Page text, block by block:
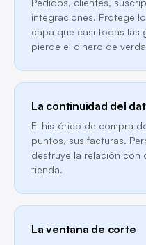
integraciones. Protege
capa que casi todas las
pierde el dinero de
La continuidad del
El histórico de compra
puntos, sus facturas.
destruye la relación con
tienda.
La ventana de corte